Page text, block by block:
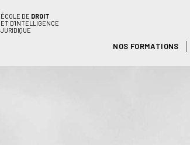
ÉCOLE DE DROIT
ET D'INTELLIGENCE
JURIDIQUE
NOS FORMATIONS